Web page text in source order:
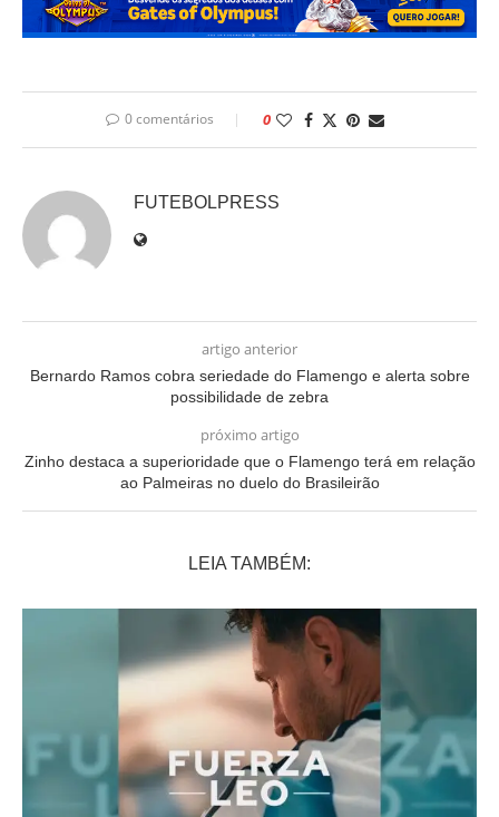
0 comentários 0
FUTEBOLPRESS
artigo anterior
Bernardo Ramos cobra seriedade do Flamengo e alerta sobre
possibilidade de zebra
próximo artigo
Zinho destaca a superioridade que o Flamengo terá em relação
ao Palmeiras no duelo do Brasileirão
LEIA TAMBÉM: